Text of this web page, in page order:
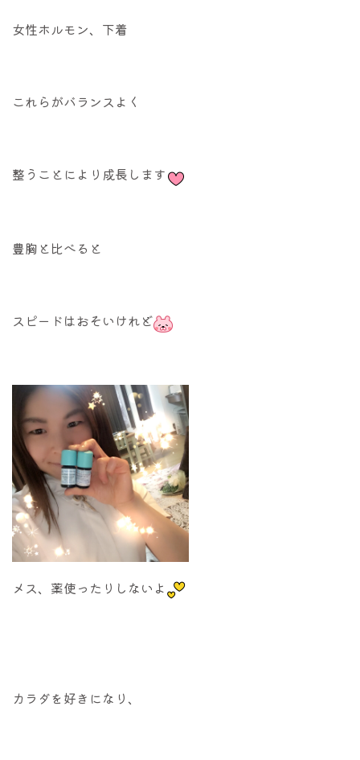
女性ホルモン、下着
これらがバランスよく
整うことにより成長します
豊胸と比べると
スピードはおそいけれど
メス、薬使ったりしないよ
カラダを好きになり、